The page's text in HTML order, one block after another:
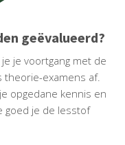
geëvalueerd?
je voortgang met de
theorie-examens af.
opgedane kennis en
goed je de lesstof